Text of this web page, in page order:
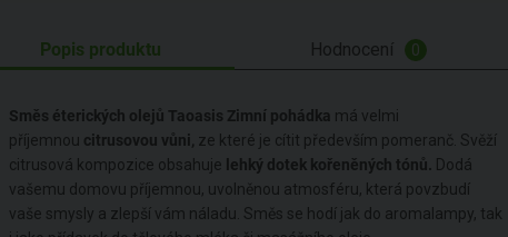
Popis produktu Hodnocení 0
Směs éterických olejů Taoasis Zimní pohádka má velmi
příjemnou citrusovou vůni, ze které je cítit především pomeranč. Svěží
citrusová kompozice obsahuje lehký dotek kořeněných tónů. Dodá
vašemu domovu příjemnou, uvolněnou atmosféru, která povzbudí
vaše smysly a zlepší vám náladu. Směs se hodí jak do aromalampy, tak